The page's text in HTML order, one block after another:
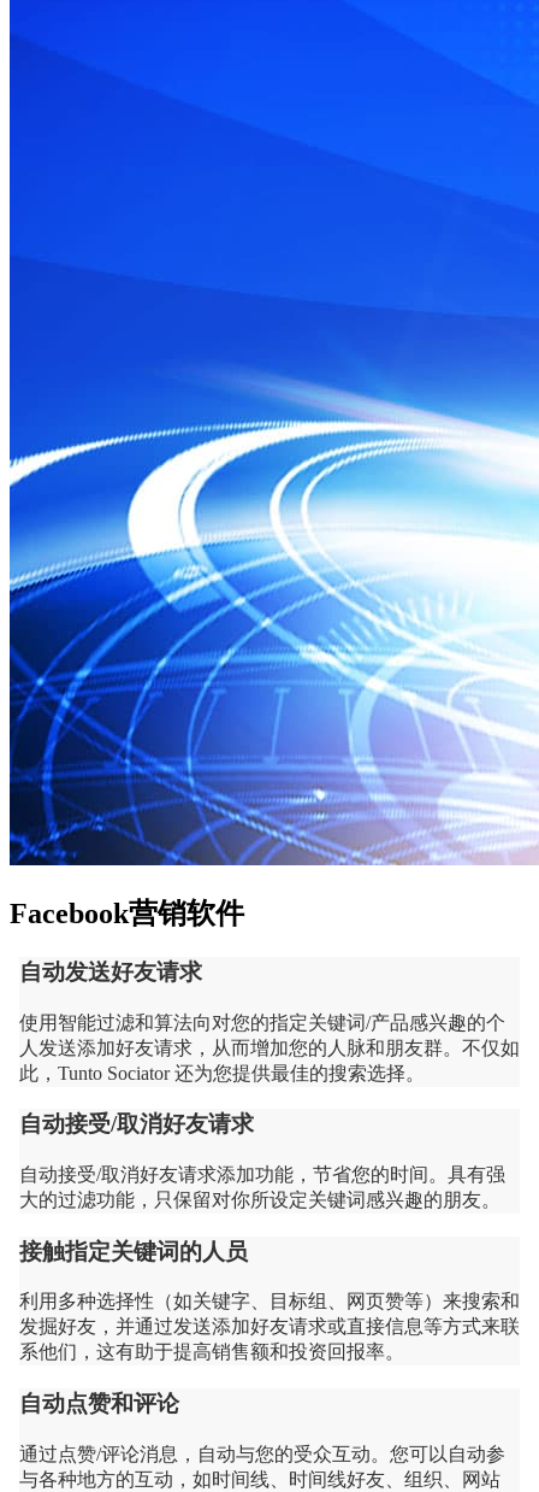
Facebook营销软件
自动发送好友请求
使用智能过滤和算法向对您的指定关键词/产品感兴趣的个
人发送添加好友请求，从而增加您的人脉和朋友群。不仅如
此，Tunto Sociator 还为您提供最佳的搜索选择。
自动接受/取消好友请求
自动接受/取消好友请求添加功能，节省您的时间。具有强
大的过滤功能，只保留对你所设定关键词感兴趣的朋友。
接触指定关键词的人员
利用多种选择性（如关键字、目标组、网页赞等）来搜索和
发掘好友，并通过发送添加好友请求或直接信息等方式来联
系他们，这有助于提高销售额和投资回报率。
自动点赞和评论
通过点赞/评论消息，自动与您的受众互动。您可以自动参
与各种地方的互动，如时间线、时间线好友、组织、网站